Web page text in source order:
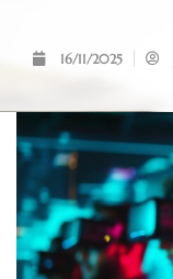
16/11/2025